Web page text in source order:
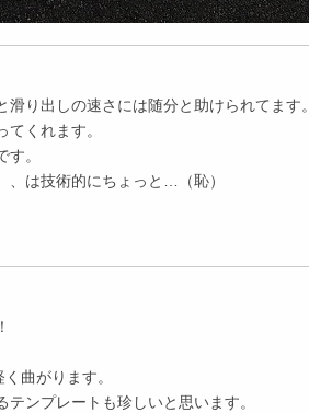
り出しの速さには随分と助けられてます。
くれます。
。
、は技術的にちょっと…（恥）
曲がります。
ンプレートも珍しいと思います。